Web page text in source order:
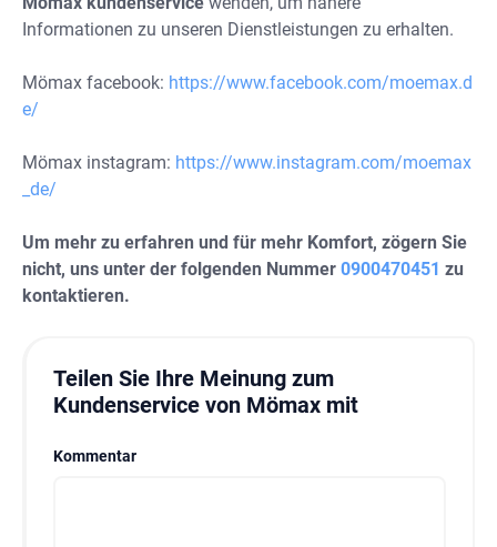
Informationen zu unseren Dienstleistungen zu erhalten.
Mömax facebook: https://www.facebook.com/moemax.d
e/
Mömax instagram: https://www.instagram.com/moemax
_de/
Um mehr zu erfahren und für mehr Komfort, zögern Sie
nicht, uns unter der folgenden Nummer 0900470451 zu
kontaktieren.
Teilen Sie Ihre Meinung zum
Kundenservice von Mömax mit
Kommentar